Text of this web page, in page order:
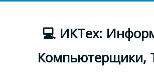
💻 ИКТех:
Компьютерщики,